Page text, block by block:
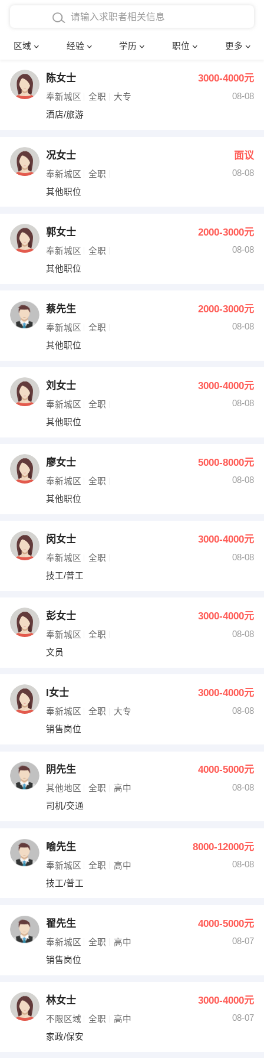
区域 经验 学历 职位 更多
在校学生工作经验
四年以上工作经验
五年以上工作经验
博士
文员 护士
财务会计
网络IT
收银员
水电/机修
编辑 法律
其他职位
确定
陈女士 3000-4000元
奉新城区 全职 大专
08-08
酒店/旅游
况女士 面议
奉新城区 全职
08-08
其他职位
郭女士 2000-3000元
奉新城区 全职
08-08
其他职位
蔡先生 2000-3000元
奉新城区 全职
08-08
其他职位
刘女士 3000-4000元
奉新城区 全职
08-08
其他职位
廖女士 5000-8000元
奉新城区 全职
08-08
其他职位
闵女士 3000-4000元
奉新城区 全职
08-08
技工/普工
彭女士 3000-4000元
奉新城区 全职
08-08
文员
l女士 3000-4000元
奉新城区 全职 大专
08-08
销售岗位
阴先生 4000-5000元
其他地区 全职 高中
08-08
司机/交通
喻先生 8000-12000元
奉新城区 全职 高中
08-08
技工/普工
翟先生 4000-5000元
奉新城区 全职 高中
08-07
销售岗位
林女士 3000-4000元
不限区域 全职 高中
08-07
家政/保安